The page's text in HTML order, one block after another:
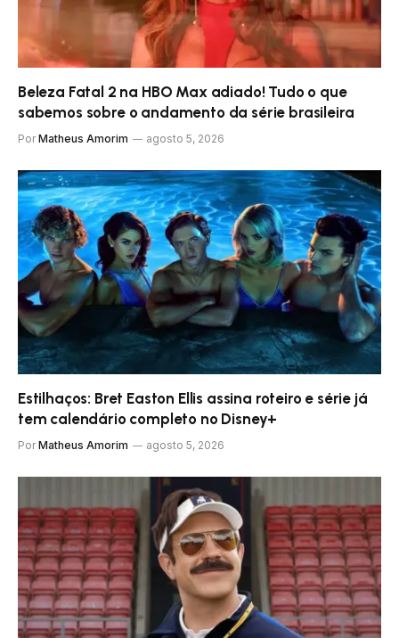
Beleza Fatal 2 na HBO Max adiado! Tudo o que
sabemos sobre o andamento da série brasileira
Por Matheus Amorim agosto 5, 2026
Estilhaços: Bret Easton Ellis assina roteiro e série já
tem calendário completo no Disney+
Por Matheus Amorim agosto 5, 2026